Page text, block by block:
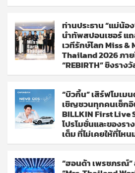
ท่านประธาน “แม่น้อ
นำทัพสปอนเซอร์ แ
เวทีรักษ์โลก Miss &
Thailand 2026 ภา
“REBIRTH” ชิงราง
“บิวกิ้น” เสิร์ฟโมเ
เชิญชวนทุกคนเช็กอิ
BILLKIN First
โปรโมชั่นและของร
เต็ม ที่ไม่เคยให้ที่ไห
“ฮอนด้า เพรชภรณ์